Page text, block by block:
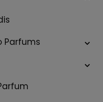
Parfums